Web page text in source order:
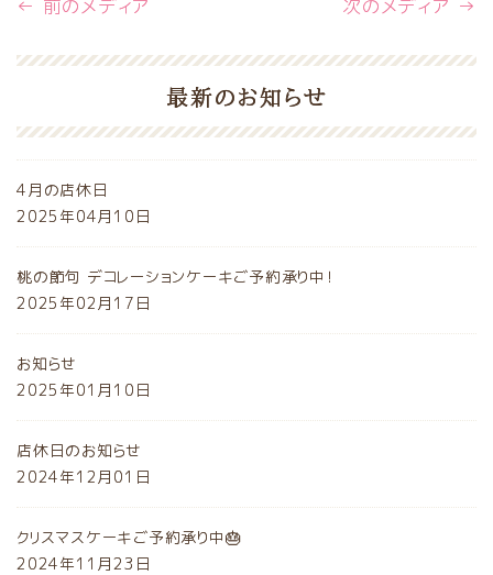
← 前のメディア 次のメディア →
最新のお知らせ
4月の店休日
2025年04月10日
桃の節句 デコレーションケーキご予約承り中！
2025年02月17日
お知らせ
2025年01月10日
店休日のお知らせ
2024年12月01日
クリスマスケーキご予約承り中🎂
2024年11月23日